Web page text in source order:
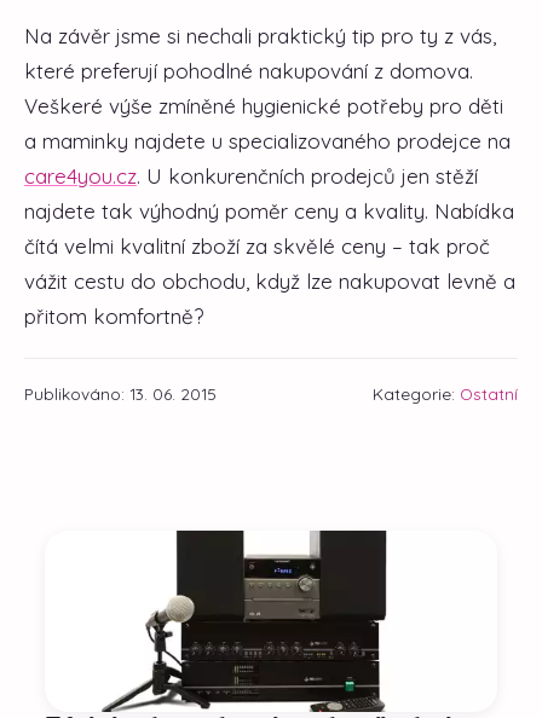
Na závěr jsme si nechali praktický tip pro ty z vás,
které preferují pohodlné nakupování z domova.
Veškeré výše zmíněné hygienické potřeby pro děti
a maminky najdete u specializovaného prodejce na
care4you.cz. U konkurenčních prodejců jen stěží
najdete tak výhodný poměr ceny a kvality. Nabídka
čítá velmi kvalitní zboží za skvělé ceny – tak proč
vážit cestu do obchodu, když lze nakupovat levně a
přitom komfortně?
Publikováno: 13. 06. 2015 Kategorie: Ostatní